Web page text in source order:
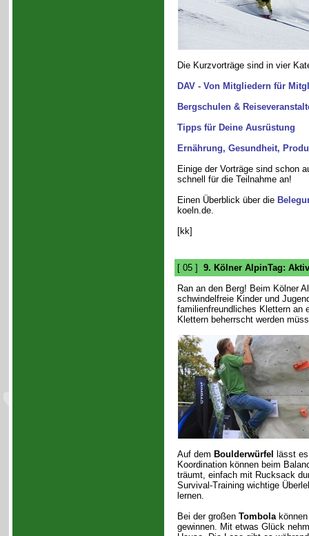
Die Kurzvorträge sind in vier
DAV - Von Mitgliedern für
Bergschulen &
Tipps für Deine Ausrüstung
Ernährung, Gesundheit,
Einige der Vorträge sind schon
schnell für die Teilnahme an!
Einen Überblick über die
koeln.de.
[kk]
[ 05 ] 9. Kölner AlpinTag:
Ran an den Berg! Beim Kölner
schwindelfreie Kinder und
familienfreundliches Klettern an
Klettern beherrscht werden
Auf dem Boulderwürfel
lässt
Koordination können beim
träumt, einfach mit Rucksack
Survival-Training wichtige
lernen.
Bei der großen Tombolakönnen
gewinnen. Mit etwas Glück